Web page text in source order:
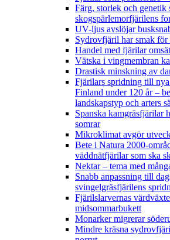
Färg, storlek och genetik
skogspärlemorfjärilens
UV-ljus avslöjar
Sydrovfjäril har smak för
Handel med fjärilar
Vätska i vingmembran
Drastisk minskning av
Fjärilars spridning till
Finland under 120 år–
landskapstyp och arters
Spanska kamgräsfjärilar
somrar
Mikroklimat avgör
Bete i Natura 2000-
väddnätfjärilar som ska
Nektar – tema med
Snabb anpassning till
svingelgräsfjärilens
Fjärilslarvernas
midsommarbukett
Monarker migrerar
Mindre kräsna